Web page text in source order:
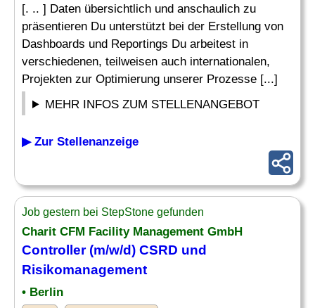
[. .. ] Daten übersichtlich und anschaulich zu
präsentieren Du unterstützt bei der Erstellung von
Dashboards und Reportings Du arbeitest in
verschiedenen, teilweisen auch internationalen,
Projekten zur Optimierung unserer Prozesse [...]
MEHR INFOS ZUM STELLENANGEBOT
▶ Zur Stellenanzeige
Job gestern bei StepStone gefunden
Charit CFM Facility Management GmbH
Controller (m/w/d) CSRD und
Risikomanagement
• Berlin